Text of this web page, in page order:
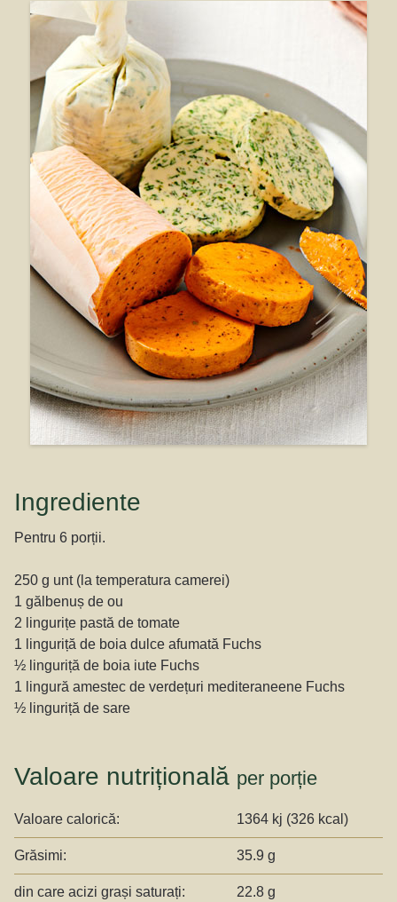
Ingrediente
Pentru 6 porții.
250 g unt (la temperatura camerei)
1 gălbenuș de ou
2 lingurițe pastă de tomate
1 linguriță de boia dulce afumată Fuchs
½ linguriță de boia iute Fuchs
1 lingură amestec de verdețuri mediteraneene Fuchs
½ linguriță de sare
Valoare nutrițională per porție
Valoare calorică: 1364 kj (326 kcal)
Grăsimi: 35.9 g
din care acizi grași saturați: 22.8 g